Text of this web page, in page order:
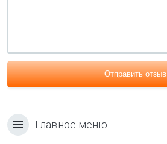
Отправить отзыв
Главное меню